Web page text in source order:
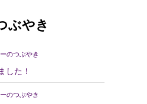
ぶやき
のつぶやき
した！
のつぶやき